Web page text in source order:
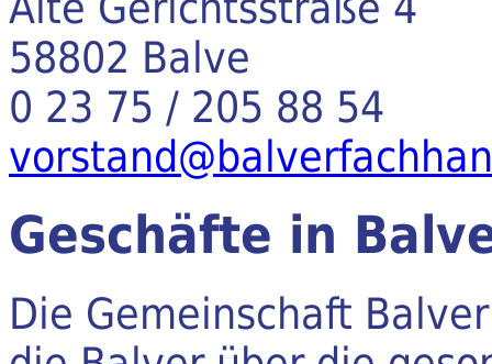
58802 Balve
0 23 75 / 205 88 54
Geschäfte in
Die Gemeinschaft